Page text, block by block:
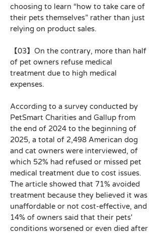
choosing to learn “how to take care of
their pets themselves” rather than just
relying on product sales.
【03】On the contrary, more than half
of pet owners refuse medical
treatment due to high medical
expenses.
According to a survey conducted by
PetSmart Charities and Gallup from
the end of 2024 to the beginning of
2025, a total of 2,498 American dog
and cat owners were interviewed, of
which 52% had refused or missed pet
medical treatment due to cost issues.
The article showed that 71% avoided
treatment because they believed it was
unaffordable or not cost-effective, and
14% of owners said that their pets'
conditions worsened or even died after